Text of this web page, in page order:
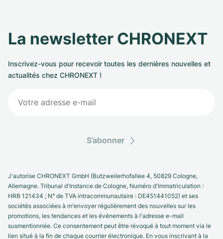
La newsletter CHRONEXT
Inscrivez-vous pour recevoir toutes les dernières nouvelles et
actualités chez CHRONEXT !
S’abonner
J'autorise CHRONEXT GmbH (Butzweilerhofallee 4, 50829 Cologne,
Allemagne. Tribunal d'Instance de Cologne, Numéro d'Immatriculation :
HRB 121434 ; N° de TVA intracommunautaire : DE451441052) et ses
sociétés associées à m'envoyer régulièrement des nouvelles sur les
promotions, les tendances et les événements à l'adresse e-mail
susmentionnée. Ce consentement peut être révoqué à tout moment via le
lien situé à la fin de chaque courrier électronique. En vous inscrivant à la